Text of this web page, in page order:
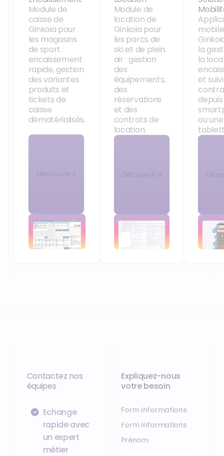
Module de
caisse de
Ginkoia pour
les magasins
de sport :
encaissement
rapide, gestion
des variantes
produits et
tickets de
caisse
dématérialisés.
Découvrir
Module de
location de
Ginkoia pour
les parcs de
ski et de plein
air : gestion
des
équipements,
des
réservations
et des
contrats de
location.
Découvrir
la
la
et
ou une
Contactez nos
équipes
Échange
rapide avec
un expert
métier
Expliquez-nous
votre besoin
Form Informations
Form Informations
Prénom